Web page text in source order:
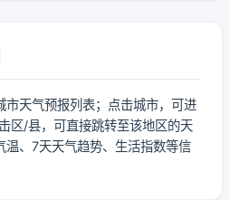
市天气预报列表；点击城市，可进
区/县，可直接跳转至该地区的天
温、7天天气趋势、生活指数等信